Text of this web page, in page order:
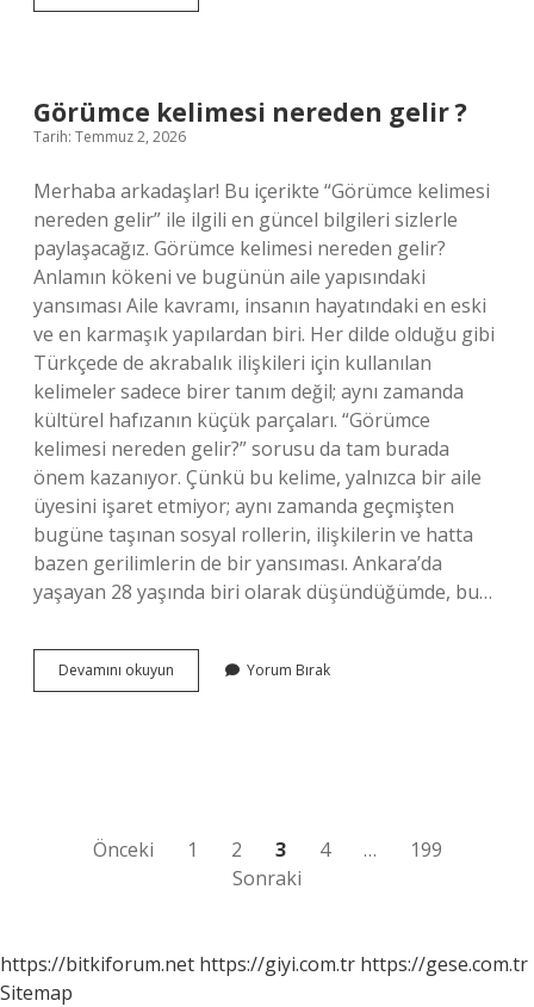
hangi
Görümce kelimesi nereden gelir ?
Tarih: Temmuz 2, 2026
Merhaba arkadaşlar! Bu içerikte “Görümce kelimesi
nereden gelir” ile ilgili en güncel bilgileri sizlerle
paylaşacağız. Görümce kelimesi nereden gelir?
Anlamın kökeni ve bugünün aile yapısındaki
yansıması Aile kavramı, insanın hayatındaki en eski
ve en karmaşık yapılardan biri. Her dilde olduğu gibi
Türkçede de akrabalık ilişkileri için kullanılan
kelimeler sadece birer tanım değil; aynı zamanda
kültürel hafızanın küçük parçaları. “Görümce
kelimesi nereden gelir?” sorusu da tam burada
önem kazanıyor. Çünkü bu kelime, yalnızca bir aile
üyesini işaret etmiyor; aynı zamanda geçmişten
bugüne taşınan sosyal rollerin, ilişkilerin ve hatta
bazen gerilimlerin de bir yansıması. Ankara’da
yaşayan 28 yaşında biri olarak düşündüğümde, bu…
Devamını okuyun Görümce
kelimesi
Yorum Bırak
YazıÖnceki 1 2 3 4 …
199
Sonraki
https://bitkiforum.net https://giyi.com.tr https://gese.com.tr
Sitemap